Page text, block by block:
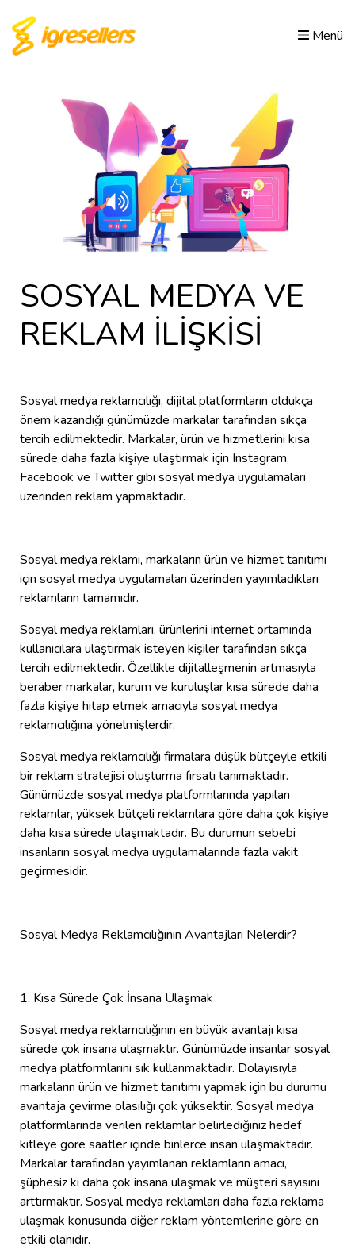
Menü
SOSYAL MEDYA VE
REKLAM İLİŞKİSİ
Sosyal medya reklamcılığı, dijital platformların oldukça
önem kazandığı günümüzde markalar tarafından sıkça
tercih edilmektedir. Markalar, ürün ve hizmetlerini kısa
sürede daha fazla kişiye ulaştırmak için Instagram,
Facebook ve Twitter gibi sosyal medya uygulamaları
üzerinden reklam yapmaktadır.
Sosyal medya reklamı, markaların ürün ve hizmet tanıtımı
için sosyal medya uygulamaları üzerinden yayımladıkları
reklamların tamamıdır.
Sosyal medya reklamları, ürünlerini internet ortamında
kullanıcılara ulaştırmak isteyen kişiler tarafından sıkça
tercih edilmektedir. Özellikle dijitalleşmenin artmasıyla
beraber markalar, kurum ve kuruluşlar kısa sürede daha
fazla kişiye hitap etmek amacıyla sosyal medya
reklamcılığına yönelmişlerdir.
Sosyal medya reklamcılığı firmalara düşük bütçeyle etkili
bir reklam stratejisi oluşturma fırsatı tanımaktadır.
Günümüzde sosyal medya platformlarında yapılan
reklamlar, yüksek bütçeli reklamlara göre daha çok kişiye
daha kısa sürede ulaşmaktadır. Bu durumun sebebi
insanların sosyal medya uygulamalarında fazla vakit
geçirmesidir.
Sosyal Medya Reklamcılığının Avantajları Nelerdir?
1. Kısa Sürede Çok İnsana Ulaşmak
Sosyal medya reklamcılığının en büyük avantajı kısa
sürede çok insana ulaşmaktır. Günümüzde insanlar sosyal
medya platformlarını sık kullanmaktadır. Dolayısıyla
markaların ürün ve hizmet tanıtımı yapmak için bu durumu
avantaja çevirme olasılığı çok yüksektir. Sosyal medya
platformlarında verilen reklamlar belirlediğiniz hedef
kitleye göre saatler içinde binlerce insan ulaşmaktadır.
Markalar tarafından yayımlanan reklamların amacı,
şüphesiz ki daha çok insana ulaşmak ve müşteri sayısını
arttırmaktır. Sosyal medya reklamları daha fazla reklama
ulaşmak konusunda diğer reklam yöntemlerine göre en
etkili olanıdır.